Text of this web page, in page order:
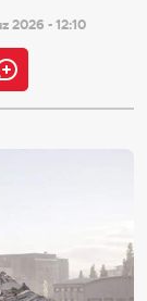
2026 - 12:10